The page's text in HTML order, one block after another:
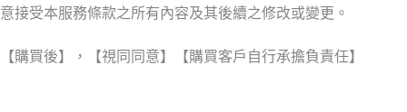
意接受本服務條款之所有內容及其後續之修改或變更。
【購買後】，【視同同意】【購買客戶自行承擔負責任】